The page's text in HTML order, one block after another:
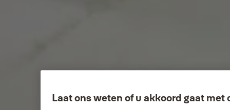
Laat ons weten of u akkoord gaat met